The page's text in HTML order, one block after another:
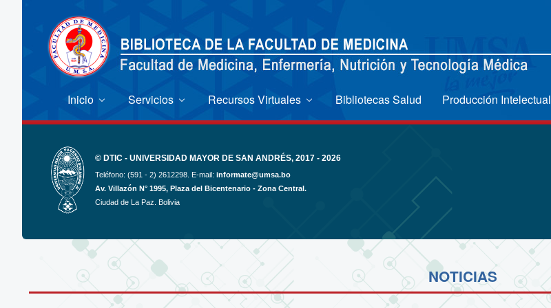
Inicio Servicios Recursos Virtuales Bibliotecas Salud Producción Intelectual
© DTIC - UNIVERSIDAD MAYOR DE SAN ANDRÉS, 2017 - 2026
Teléfono: (591 - 2) 2612298. E-mail: informate@umsa.bo
Av. Villazón N° 1995, Plaza del Bicentenario - Zona Central.
Ciudad de La Paz. Bolivia
NOTICIAS